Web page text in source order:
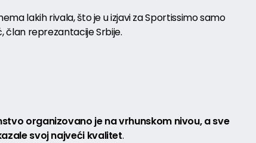
lakih rivala, što je u izjavi za Sportissimo samo
član reprezantacije Srbije.
organizovano je na vrhunskom nivou, a sve
svoj najveći kvalitet.